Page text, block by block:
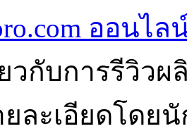
ออนไล
ยวกับการรีวิว
ยละเอียดโดย